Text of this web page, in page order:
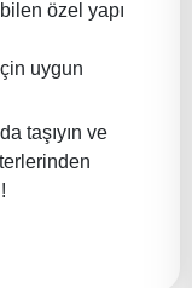
özel yapı
uygun
taşıyın ve